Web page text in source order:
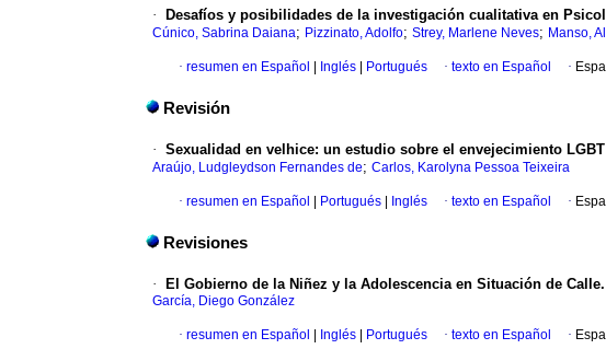
· Desafíos y posibilidades de la investigación cualitativa en
Cúnico, Sabrina Daiana; Pizzinato, Adolfo; Strey, Marlene Neves; Manso,
· resumen en Español Inglés Portugués · texto en Español ·
Revisión
· Sexualidad en velhice: un estudio sobre el envejecimiento LGBT
Araújo, Ludgleydson Fernandes de; Carlos, Karolyna Pessoa Teixeira
· resumen en Español Portugués Inglés · texto en Español ·
Revisiones
· El Gobierno de la Niñez y la Adolescencia en Situación de
García, Diego González
· resumen en Español Inglés Portugués · texto en Español ·